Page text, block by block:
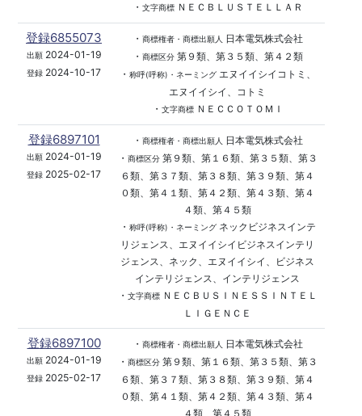
・ 文字商標ＮＥＣＢＬＵＳＴＥＬＬＡＲ
登録6855073
出願2024-01-19
登録 2024-10-17
・ 商標権者・商標出願人
日本電気株式会社
・ 商標区分第９類、第３５類、第４２類
・ 称呼(呼称)・ネーミングエヌイイシイコトミ、
エヌイイシイ、コトミ
・ 文字商標ＮＥＣＣＯＴＯＭＩ
登録6897101
出願2024-01-19
登録 2025-02-17
・ 商標権者・商標出願人
日本電気株式会社
・ 商標区分第９類、第１６類、第３５類、第３
６類、第３７類、第３８類、第３９類、第４
０類、第４１類、第４２類、第４３類、第４
４類、第４５類
・ 称呼(呼称)・ネーミングネックビジネスインテ
リジェンス、エヌイイシイビジネスインテリ
ジェンス、ネック、エヌイイシイ、ビジネス
インテリジェンス、インテリジェンス
・ 文字商標ＮＥＣＢＵＳＩＮＥＳＳＩＮＴＥＬ
ＬＩＧＥＮＣＥ
登録6897100
出願2024-01-19
登録 2025-02-17
・ 商標権者・商標出願人
日本電気株式会社
・ 商標区分第９類、第１６類、第３５類、第３
６類、第３７類、第３８類、第３９類、第４
０類、第４１類、第４２類、第４３類、第４
４類、第４５類